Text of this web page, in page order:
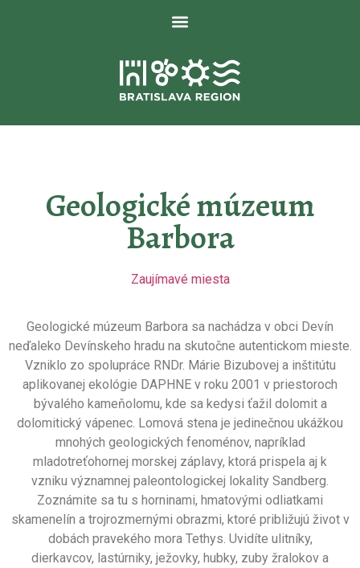
Geologické múzeum
Barbora
Zaujímavé miesta
Geologické múzeum Barbora sa nachádza v obci Devín
neďaleko Devínskeho hradu na skutočne autentickom mieste.
Vzniklo zo spolupráce RNDr. Márie Bizubovej a inštitútu
aplikovanej ekológie DAPHNE v roku 2001 v priestoroch
bývalého kameňolomu, kde sa kedysi ťažil dolomit a
dolomitický vápenec. Lomová stena je jedinečnou ukážkou
mnohých geologických fenoménov, napríklad
mladotreťohornej morskej záplavy, ktorá prispela aj k
vzniku významnej paleontologickej lokality Sandberg.
Zoznámite sa tu s horninami, hmatovými odliatkami
skamenelín a trojrozmernými obrazmi, ktoré približujú život v
dobách pravekého mora Tethys. Uvidíte ulitníky,
dierkavcov, lastúrniky, ježovky, hubky, zuby žralokov a